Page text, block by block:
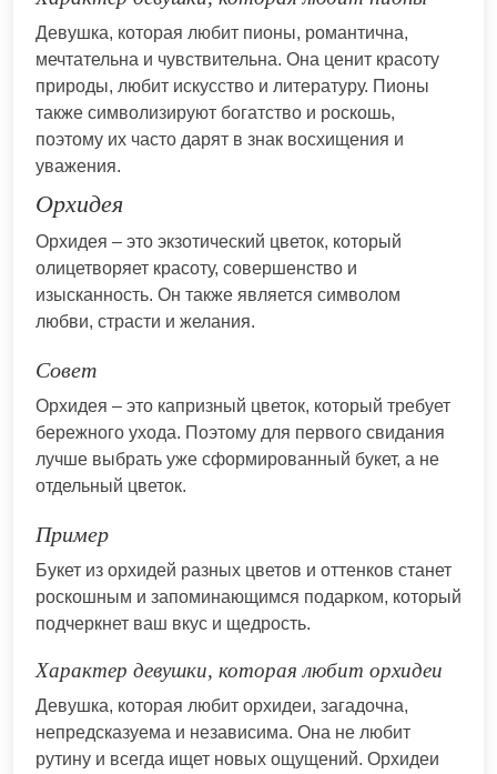
Девушка, которая любит пионы, романтична,
мечтательна и чувствительна. Она ценит красоту
природы, любит искусство и литературу. Пионы
также символизируют богатство и роскошь,
поэтому их часто дарят в знак восхищения и
уважения.
Орхидея
Орхидея – это экзотический цветок, который
олицетворяет красоту, совершенство и
изысканность. Он также является символом
любви, страсти и желания.
Совет
Орхидея – это капризный цветок, который требует
бережного ухода. Поэтому для первого свидания
лучше выбрать уже сформированный букет, а не
отдельный цветок.
Пример
Букет из орхидей разных цветов и оттенков станет
роскошным и запоминающимся подарком, который
подчеркнет ваш вкус и щедрость.
Характер девушки, которая любит орхидеи
Девушка, которая любит орхидеи, загадочна,
непредсказуема и независима. Она не любит
рутину и всегда ищет новых ощущений. Орхидеи